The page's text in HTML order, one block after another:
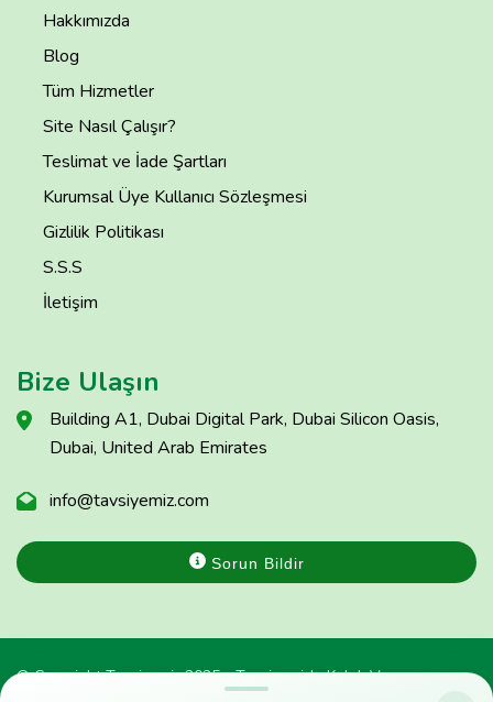
Hakkımızda
Blog
Tüm Hizmetler
Site Nasıl Çalışır?
Teslimat ve İade Şartları
Kurumsal Üye Kullanıcı Sözleşmesi
Gizlilik Politikası
S.S.S
İletişim
Bize Ulaşın
Building A1, Dubai Digital Park, Dubai Silicon Oasis,
Dubai, United Arab Emirates
info@tavsiyemiz.com
Sorun Bildir
© Copyright Tavsiyemiz 2025 - Tavsiyemiz'e Kulak Ver